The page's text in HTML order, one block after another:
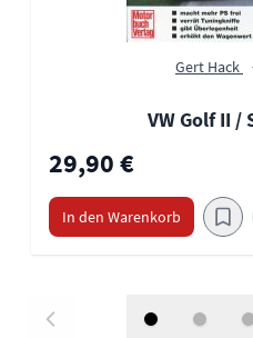
Gert Hack
VW Golf II /
29,90 €
In den Warenkorb